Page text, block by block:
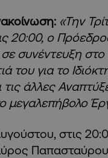
«Την
20:00, ο
συνέντευξη στο
του για το
άλλες
μεγαλεπήβολο
στις